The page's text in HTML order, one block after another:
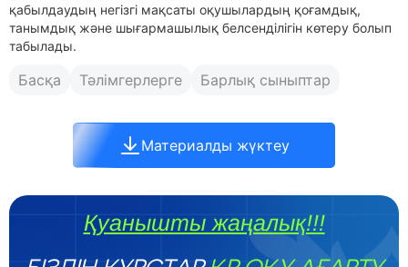
қабылдаудың негізгі мақсаты оқушылардың қоғамдық,
танымдық және шығармашылық белсенділігін көтеру болып
табылады.
Басқа Тәлімгерлерге Барлық сыныптар
Материалды жүктеу
Қуанышты жаңалық!!!